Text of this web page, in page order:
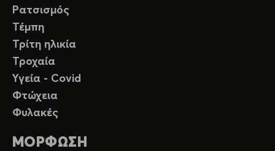
Ρατσισμός
Τέμπη
Τρίτη ηλικία
Τροχαία
Υγεία - Covid
Φτώχεια
Φυλακές
ΜΟΡΦΩΣΗ